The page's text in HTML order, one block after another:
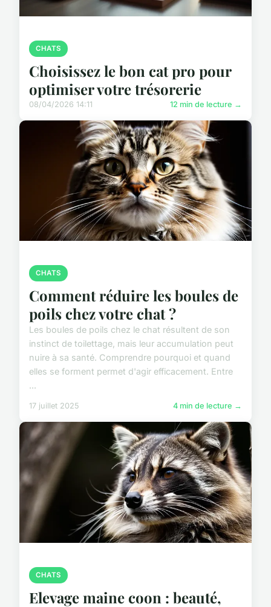
CHATS
Choisissez le bon cat pro pour
optimiser votre trésorerie
08/04/2026 14:11 12 min de lecture →
CHATS
Comment réduire les boules de
poils chez votre chat ?
Les boules de poils chez le chat résultent de son
instinct de toilettage, mais leur accumulation peut
nuire à sa santé. Comprendre pourquoi et quand
elles se forment permet d'agir efficacement. Entre
...
17 juillet 2025 4 min de lecture →
CHATS
Elevage maine coon : beauté,